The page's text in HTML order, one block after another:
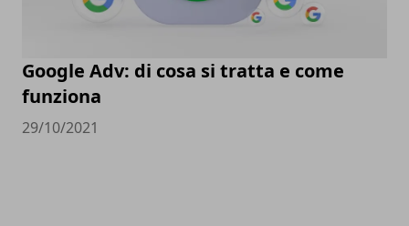
Google Adv: di cosa si tratta e come
funziona
29/10/2021